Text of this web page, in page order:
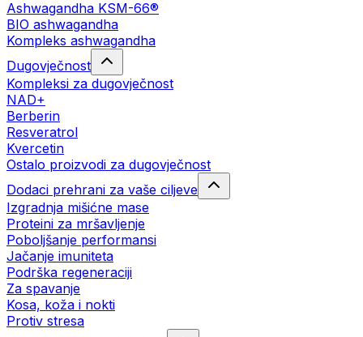
Ashwagandha KSM-66®
BIO ashwagandha
Kompleks ashwagandha
Dugovječnost
Kompleksi za dugovječnost
NAD+
Berberin
Resveratrol
Kvercetin
Ostalo proizvodi za dugovječnost
Dodaci prehrani za vaše ciljeve
Izgradnja mišićne mase
Proteini za mršavljenje
Poboljšanje performansi
Jačanje imuniteta
Podrška regeneraciji
Za spavanje
Kosa, koža i nokti
Protiv stresa